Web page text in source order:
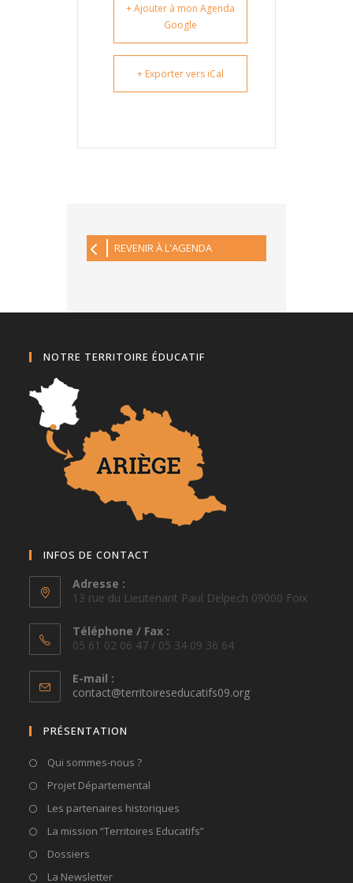
+ Ajouter à mon Agenda
Google
+ Exporter vers iCal
REVENIR À L'AGENDA
NOTRE TERRITOIRE ÉDUCATIF
INFOS DE CONTACT
Adresse :
13 rue du Lieutenant Paul Delpech 09000 Foix
Téléphone / Fax :
05 61 02 06 47 / 05 34 09 36 64
E-mail :
contact@territoireseducatifs09.orgS’ouvre
PRÉSENTATION
Qui sommes-nous ?
Projet Départemental
Les partenaires historiques
La mission “Territoires Educatifs”
Dossiers
La Newsletter